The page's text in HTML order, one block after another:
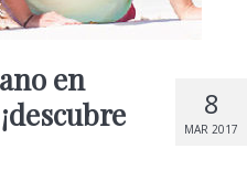
8
MAR 2017
en